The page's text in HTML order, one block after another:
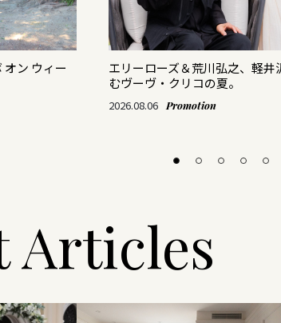
ン ウィー
エリーローズ＆荒川弘之、軽井
むヴーヴ・クリコの夏。
2026.08.06 Promotion
Articles